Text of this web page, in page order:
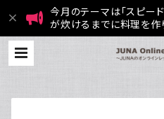
今月のテーマは「スピー
が炊けるまでに料理を作